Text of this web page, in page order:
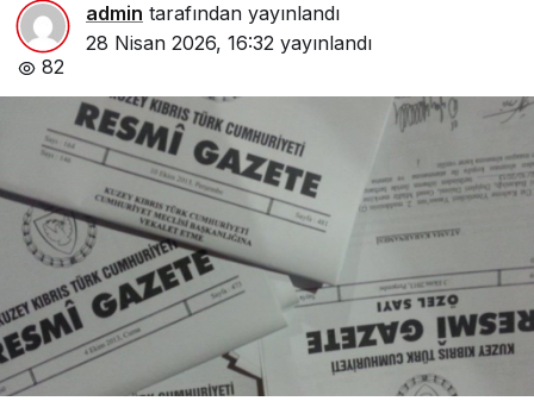
admin tarafından yayınlandı
28 Nisan 2026, 16:32 yayınlandı
82